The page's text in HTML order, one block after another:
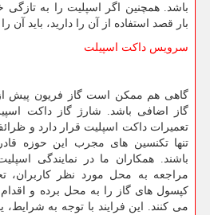
باشد. همچنین اگر اسپلیت را به تازگی
بار قصد استفاده از آن را دارید، باید آن
سرویس داکت اسپیلت
گاهی هم ممکن است گاز فریون پیش از
گاز اضافی باشد. شارژ گاز داکت
تعمیرات داکت اسپلیت قرار دارد و
تنها تکنسین های مجرب این حوزه
باشند. همکاران ما در نمایندگی
مراجعه به محل مورد نظر کاربران،
کپسول های گاز را به محل برده و
می کنند. این فرایند با توجه به